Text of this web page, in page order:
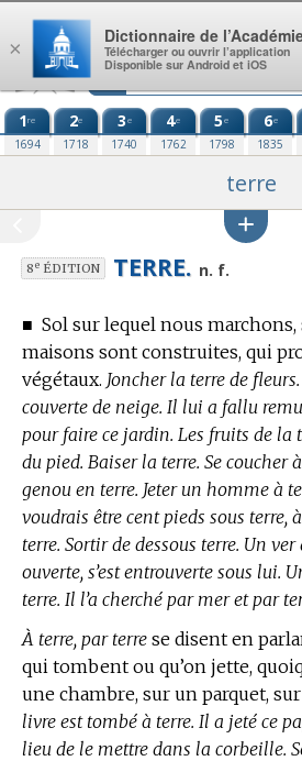
Aller au contenu
1re
1694
2e
1718
3e
1740
4e
1762
5e
1798
6e
1835
terre
8eÉDITION TERRE. n. f.
■ Sol sur lequel nous marchons,
maisons sont construites, qui
végétaux. Joncher la terre de
couverte de neige. Il lui a fallu
pour faire ce jardin. Les fruits de la
du pied. Baiser la terre. Se coucher
genou en terre. Jeter un homme à
voudrais être cent pieds sous terre,
terre. Sortir de dessous terre. Un ver
ouverte, s’est entrouverte sous lui.
terre. Il l’a cherché par mer et par
À terre, par terre se disent en
qui tombent ou qu’on jette,
une chambre, sur un parquet,
livre est tombé à terre. Il a jeté ce
lieu de le mettre dans la corbeille.
×
Dictionnaire de
Télécharger ou ouvrir l’application
Disponible sur Android et iOS